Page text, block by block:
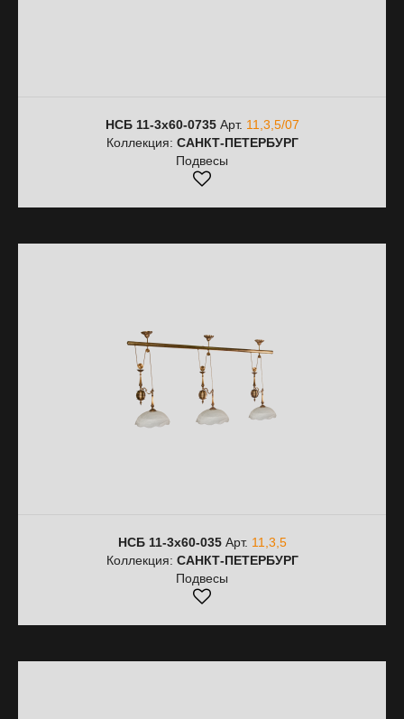
НСБ 11-3х60-0735Арт. 11,3,5/07
Коллекция: САНКТ-ПЕТЕРБУРГ
Подвесы
НСБ 11-3х60-035Арт. 11,3,5
Коллекция: САНКТ-ПЕТЕРБУРГ
Подвесы